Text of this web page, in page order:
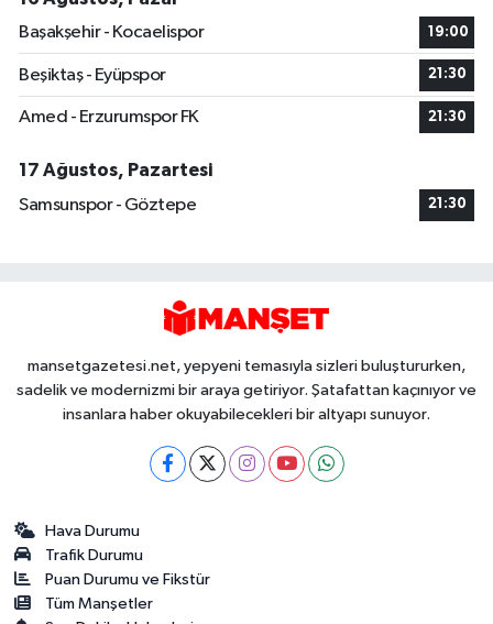
Başakşehir - Kocaelispor
19:00
Beşiktaş - Eyüpspor 21:30
Amed - Erzurumspor FK 21:30
17 Ağustos, Pazartesi
Samsunspor - Göztepe
21:30
mansetgazetesi.net, yepyeni temasıyla sizleri buluştururken,
sadelik ve modernizmi bir araya getiriyor. Şatafattan kaçınıyor ve
insanlara haber okuyabilecekleri bir altyapı sunuyor.
Hava Durumu
Trafik Durumu
Puan Durumu ve Fikstür
Tüm Manşetler